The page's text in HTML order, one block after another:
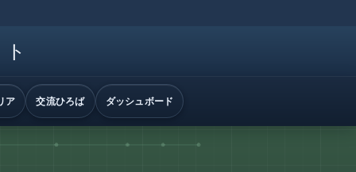
ア 交流ひろば ダッシュボード